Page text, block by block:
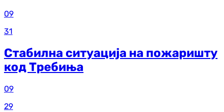
09
31
Стабилна ситуација на пожаришту
код Требиња
09
29